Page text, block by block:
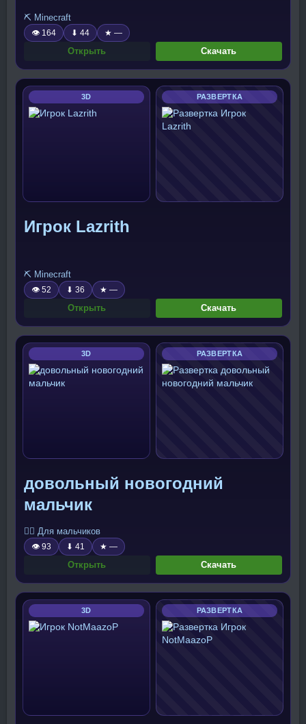
⛏️ Minecraft
👁 164 ⬇ 44 ★ —
Открыть Скачать
3D РАЗВЕРТКА
Игрок Lazrith
⛏️ Minecraft
👁 52 ⬇ 36 ★ —
Открыть Скачать
3D РАЗВЕРТКА
довольный новогодний
мальчик
🧍‍♂️ Для мальчиков
👁 93 ⬇ 41 ★ —
Открыть Скачать
3D РАЗВЕРТКА